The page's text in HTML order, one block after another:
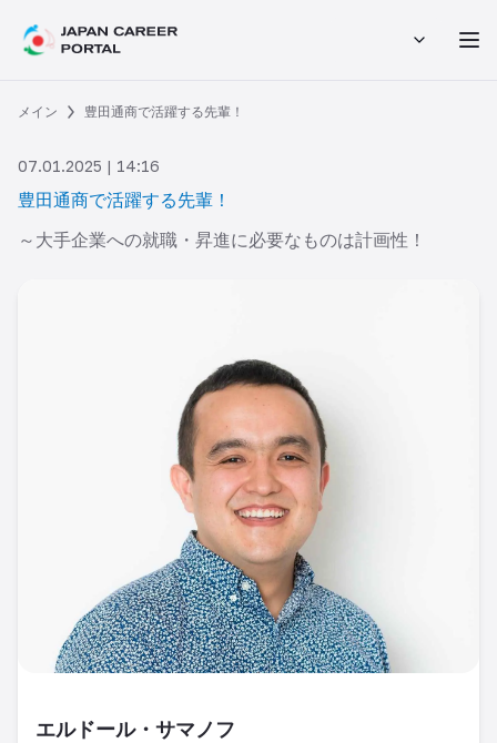
メイン 豊田通商で活躍する先輩！
07.01.2025 | 14:16
豊田通商で活躍する先輩！
～大手企業への就職・昇進に必要なものは計画性！
エルドール・サマノフ